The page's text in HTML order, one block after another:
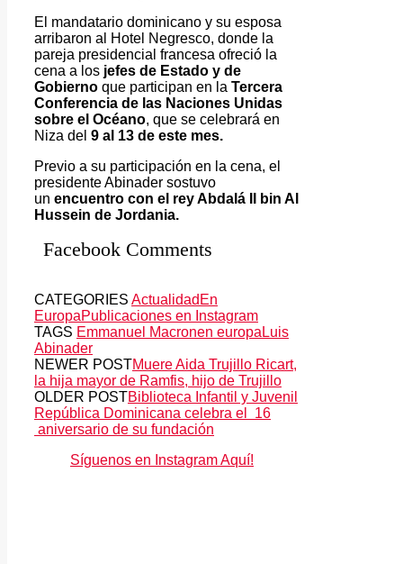
El mandatario dominicano y su esposa
arribaron al Hotel Negresco, donde la
pareja presidencial francesa ofreció la
cena a los jefes de Estado y de
Gobierno que participan en la Tercera
Conferencia de las Naciones Unidas
sobre el Océano, que se celebrará en
Niza del 9 al 13 de este mes.
Previo a su participación en la cena, el
presidente Abinader sostuvo
un encuentro con el rey Abdalá II bin Al
Hussein de Jordania.
Facebook Comments
CATEGORIES Actualidad En
EuropaPublicaciones en Instagram
TAGS Emmanuel Macronen europa Luis
Abinader
NEWER POSTMuere Aida Trujillo Ricart,
la hija mayor de Ramfis, hijo de Trujillo
OLDER POSTBiblioteca Infantil y Juvenil
República Dominicana celebra el 16
aniversario de su fundación
Síguenos en Instagram Aquí!